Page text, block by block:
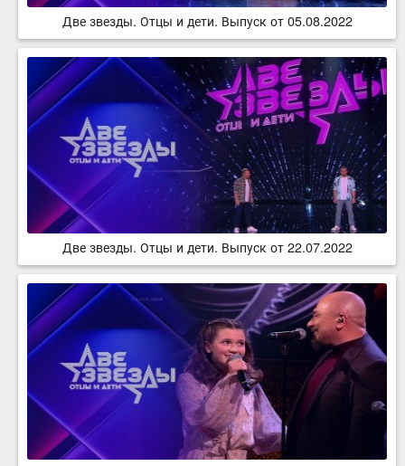
Две звезды. Отцы и дети. Выпуск от 05.08.2022
Две звезды. Отцы и дети. Выпуск от 22.07.2022